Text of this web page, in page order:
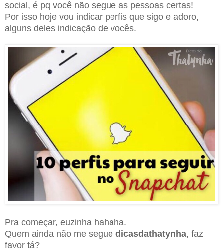
social, é pq você não segue as pessoas certas!
Por isso hoje vou indicar perfis que sigo e adoro,
alguns deles indicação de vocês.
Pra começar, euzinha hahaha.
Quem ainda não me segue dicasdathatynha, faz
favor tá?